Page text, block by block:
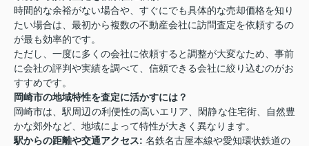
時間的な余裕がない場合や、すぐにでも具体的な売却価格を知り
たい場合は、最初から複数の不動産会社に訪問査定を依頼するの
が最も効率的です。
ただし、一度に多くの会社に依頼すると調整が大変なため、事前
に会社の評判や実績を調べて、信頼できる会社に絞り込むのがお
すすめです。
岡崎市の地域特性を査定に活かすには？
岡崎市は、駅周辺の利便性の高いエリア、閑静な住宅街、自然豊
かな郊外など、地域によって特性が大きく異なります。
駅からの距離や交通アクセス: 名鉄名古屋本線や愛知環状鉄道の